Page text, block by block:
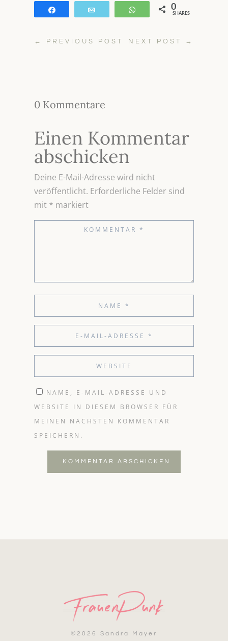
WhatsApp
0
SHARES
← PREVIOUS POST NEXT POST →
0 Kommentare
Einen Kommentar
abschicken
Deine E-Mail-Adresse wird nicht
veröffentlicht. Erforderliche Felder sind
mit * markiert
NAME, E-MAIL-ADRESSE UND
WEBSITE IN DIESEM BROWSER FÜR
MEINEN NÄCHSTEN KOMMENTAR
SPEICHERN.
KOMMENTAR ABSCHICKEN
© 2026 Sandra Mayer